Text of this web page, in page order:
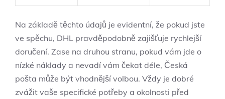
Na základě těchto údajů je evidentní, že pokud jste
ve spěchu, DHL pravděpodobně zajišťuje rychlejší
doručení. Zase na druhou stranu, pokud vám jde o
nízké náklady a nevadí vám čekat déle, Česká
pošta může být vhodnější volbou. Vždy je dobré
zvážit vaše specifické potřeby a okolnosti před